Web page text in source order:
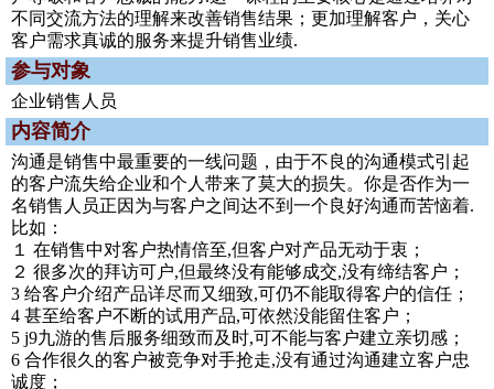
不同交流方法的理解来改善销售结果；更加理解客户，关心
客户需求真诚的服务来提升销售业绩.
参与对象
企业销售人员
内容简介
沟通是销售中最重要的一线问题，由于不良的沟通模式引起
的客户流失给企业和个人带来了莫大的损失。你是否作为一
名销售人员正因为与客户之间达不到一个良好沟通而苦恼着.
比如：
１ 在销售中对客户热情倍至,但客户对产品无动于衷；
２ 很多次的拜访可户,但最终没有能够成交,没有缔结客户；
3 给客户介绍产品详尽而又细致,可仍不能取得客户的信任；
4 甚至给客户不断的试用产品,可依然没能留住客户；
5 j9九游的售后服务细致而及时,可不能与客户建立亲切感；
6 合作很久的客户被竞争对手抢走,没有通过沟通建立客户忠
诚度；